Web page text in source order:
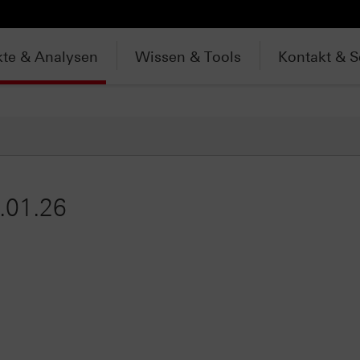
& Analysen Wissen & Tools Kontakt &